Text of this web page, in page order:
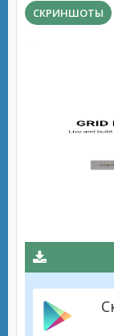
СКРИНШОТЫ